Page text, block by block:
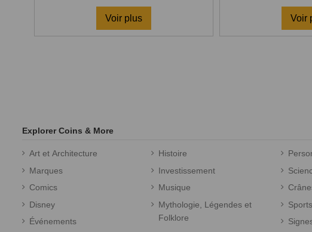
Voir plus Voir
Explorer Coins & More
Art et Architecture
Marques
Comics
Disney
Événements
Histoire
Investissement
Musique
Mythologie, Légendes et
Folklore
Sports